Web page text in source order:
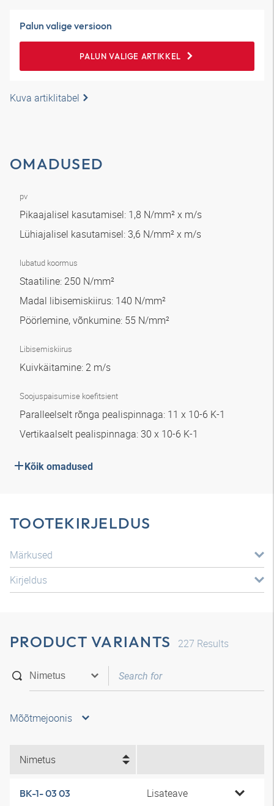
Palun valige versioon
PALUN VALIGE ARTIKKEL
Kuva artiklitabel
OMADUSED
pv
Pikaajalisel kasutamisel: 1,8 N/mm² x m/s
Lühiajalisel kasutamisel: 3,6 N/mm² x m/s
lubatud koormus
Staatiline: 250 N/mm²
Madal libisemiskiirus: 140 N/mm²
Pöörlemine, võnkumine: 55 N/mm²
Libisemiskiirus
Kuivkäitamine: 2 m/s
Soojuspaisumise koefitsient
Paralleelselt rõnga pealispinnaga: 11 x 10-6 K-1
Vertikaalselt pealispinnaga: 30 x 10-6 K-1
Kõik omadused
TOOTEKIRJELDUS
Märkused
Kirjeldus
PRODUCT VARIANTS 227 Results
Mõõtmejoonis
Nimetus
BK-1- 03 03 Lisateave